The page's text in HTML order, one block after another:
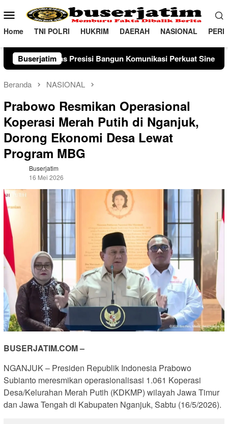
ke
konten
Menu
Mobile
Home TNI POLRI HUKRIM DAERAH NASIONAL
Buserjatim
Komunikasi Perkuat Sinergi untuk Kamtibmas
Beranda NASIONAL
Prabowo Resmikan Operasional
Koperasi Merah Putih di Nganjuk,
Dorong Ekonomi Desa Lewat
Program MBG
Buserjatim
16 Mei 2026
BUSERJATIM.COM –
NGANJUK – Presiden Republik Indonesia Prabowo
Subianto meresmikan operasionalisasi 1.061 Koperasi
Desa/Kelurahan Merah Putih (KDKMP) wilayah Jawa Timur
dan Jawa Tengah di Kabupaten Nganjuk, Sabtu (16/5/2026).